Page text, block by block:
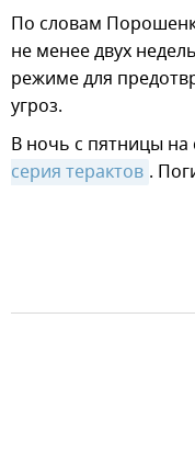
По словам
не менее двух
режиме для
угроз.
В ночь с пятницы
серия терактов .